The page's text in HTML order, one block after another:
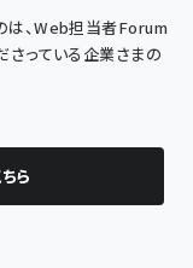
は、Web担当者Forum
さっている企業さまの
ら